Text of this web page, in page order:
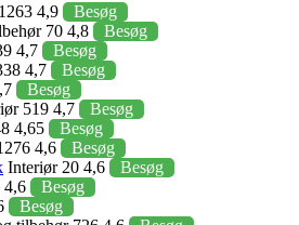
4,9
Besøg
70 4,8
Besøg
4,7
Besøg
4,7
Besøg
Besøg
519 4,7
Besøg
4,65
Besøg
4,6
Besøg
Interiør 20 4,6
Besøg
4,6
Besøg
Besøg